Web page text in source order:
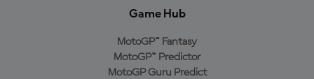
Game Hub
MotoGP™ Fantasy
MotoGP™ Predictor
MotoGP Guru Predict